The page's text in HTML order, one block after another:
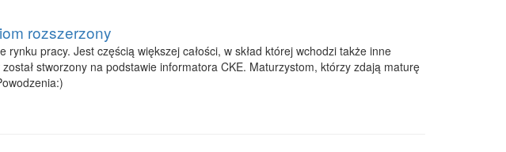
rozszerzony
pracy. Jest częścią większej całości, w skład której wchodzi także inne
stworzony na podstawie informatora CKE. Maturzystom, którzy zdają maturę